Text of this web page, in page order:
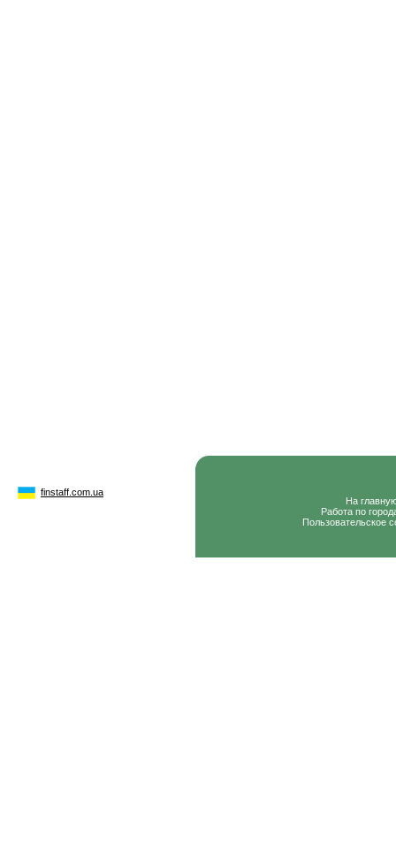
finstaff.com.ua
На
Работа по
Пользовательское